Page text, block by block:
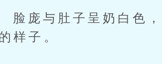
与肚子呈奶白色，
样子。